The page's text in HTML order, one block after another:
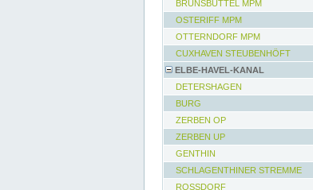
BRUNSBÜTTEL MPM
OSTERIFF MPM
OTTERNDORF MPM
CUXHAVEN STEUBENHÖFT
ELBE-HAVEL-KANAL
DETERSHAGEN
BURG
ZERBEN OP
ZERBEN UP
GENTHIN
SCHLAGENTHINER STREMME
ROSSDORF